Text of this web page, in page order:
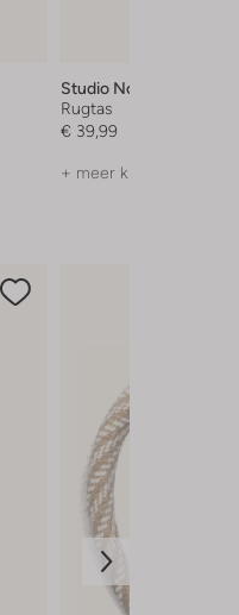
Studio Noos
Rugtas
€ 39,99
+ meer kleuren